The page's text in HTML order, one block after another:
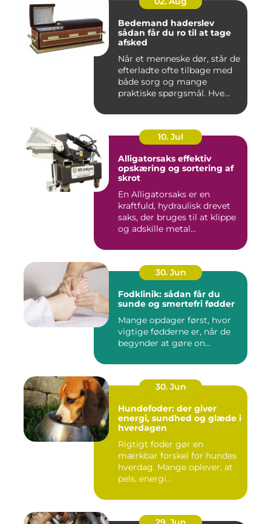
Bedemand haderslev
sådan får du ro til at tage
afsked
Når et menneske dør, står de
efterladte ofte tilbage med
både sorg og mange
praktiske spørgsmål. Hve...
10. Jul
Alligatorsaks effektiv
opskæring og sortering af
skrot
En Alligatorsaks er en
kraftfuld, hydraulisk drevet
saks, der bruges til at klippe
og adskille metal...
30. Jun
Fodklinik: sådan får du
sunde og smertefri fødder
Mange opdager først, hvor
vigtige fødderne er, når de
begynder at gøre on...
30. Jun
Hundefoder: der giver
energi, sundhed og glæde i
hverdagen
Rigtigt foder gør en
mærkbar forskel for hundes
hverdag. Mange oplever, at
pels, energi...